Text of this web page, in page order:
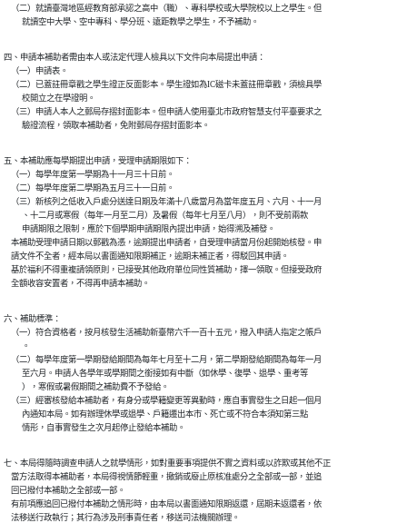
    （二）就讀臺灣地區經教育部承認之高中（職）、專科學校或大學院校以上之學生。但
          就讀空中大學、空中專科、學分班、遠距教學之學生，不予補助。
四、申請本補助者需由本人或法定代理人檢具以下文件向本局提出申請：
    （一）申請表。
    （二）已蓋註冊章戳之學生證正反面影本。學生證如為IC磁卡未蓋註冊章戳，須檢具學
          校開立之在學證明。
    （三）申請人本人之郵局存摺封面影本。但申請人使用臺北市政府智慧支付平臺要求之
          驗證流程，領取本補助者，免附郵局存摺封面影本。
五、本補助應每學期提出申請，受理申請期限如下：
    （一）每學年度第一學期為十一月三十日前。
    （二）每學年度第二學期為五月三十一日前。
    （三）新核列之低收入戶處分送達日期及年滿十八歲當月為當年度五月、六月、十一月
          、十二月或寒假（每年一月至二月）及暑假（每年七月至八月），則不受前兩款
          申請期限之限制，應於下個學期申請期限內提出申請，始得溯及補發。
    本補助受理申請日期以郵戳為憑，逾期提出申請者，自受理申請當月份起開始核發。申
    請文件不全者，經本局以書面通知限期補正，逾期未補正者，得駁回其申請。
    基於福利不得重複請領原則，已接受其他政府單位同性質補助，擇一領取。但接受政府
    全額收容安置者，不得再申請本補助。
六、補助標準：
    （一）符合資格者，按月核發生活補助新臺幣六千一百十五元，撥入申請人指定之帳戶
          。
    （二）每學年度第一學期發給期間為每年七月至十二月，第二學期發給期間為每年一月
          至六月。申請人各學年或學期間之銜接如有中斷（如休學、復學、退學、重考等
          ），寒假或暑假期間之補助費不予發給。
    （三）經審核發給本補助者，有身分或學籍變更等異動時，應自事實發生之日起一個月
          內通知本局。如有辦理休學或退學、戶籍遷出本市、死亡或不符合本須知第三點
          情形，自事實發生之次月起停止發給本補助。
七、本局得隨時調查申請人之就學情形，如對重要事項提供不實之資料或以詐欺或其他不正
    當方法取得本補助者，本局得視情節輕重，撤銷或廢止原核准處分之全部或一部，並追
    回已撥付本補助之全部或一部。
    有前項應追回已撥付本補助之情形時，由本局以書面通知限期返還，屆期未返還者，依
    法移送行政執行；其行為涉及刑事責任者，移送司法機關辦理。